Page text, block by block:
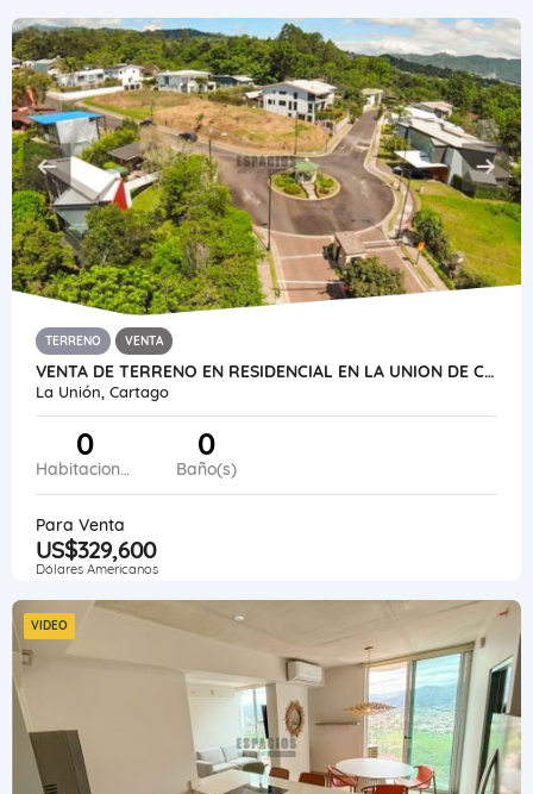
TERRENO VENTA
VENTA DE TERRENO EN RESIDENCIAL EN LA UNION DE CARTAGO
La Unión, Cartago
0
Habitaciones
0
Baño(s)
Para Venta
US$329,600
Dólares Americanos
VIDEO